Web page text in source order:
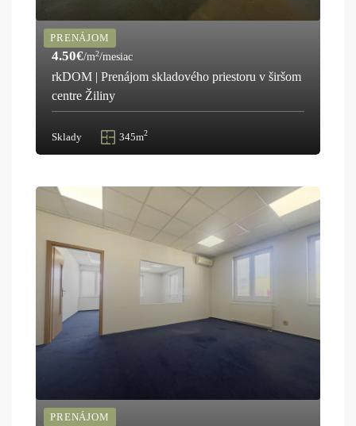
PRENÁJOM
4.50€/m2/mesiac
rkDOM | Prenájom skladového priestoru v širšom
centre Žiliny
Sklady 345m2
PRENÁJOM